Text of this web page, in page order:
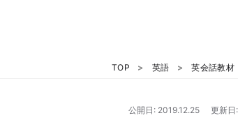
TOP 英語 英会話教材
公開日: 2019.12.25 更新日